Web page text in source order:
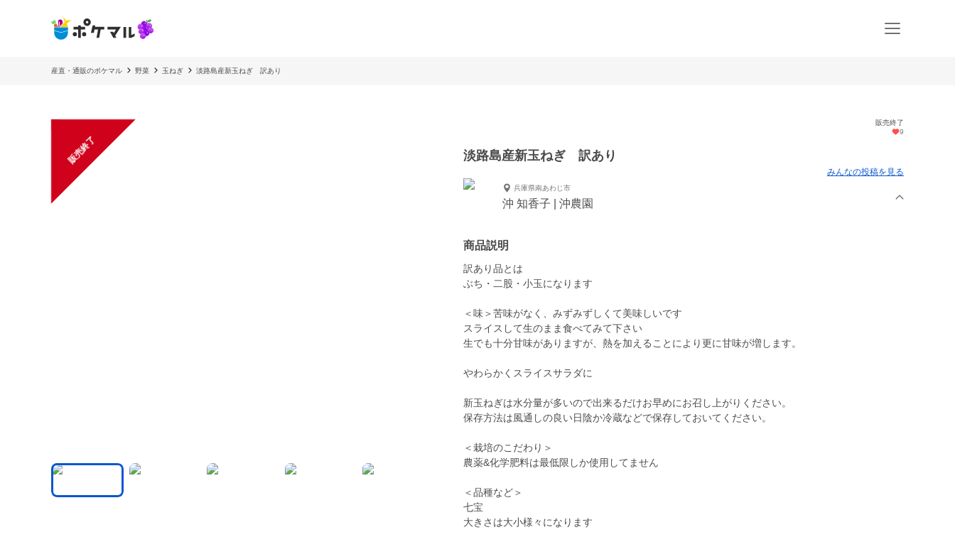
産直・通販のポケマル 野菜 玉ねぎ 淡路島産新玉ねぎ 訳あり
販売終了
販売終了
9
淡路島産新玉ねぎ 訳あり
みんなの投稿を見る
兵庫県南あわじ市
沖 知香子 | 沖農園
商品説明
訳あり品とは
ぶち・二股・小玉になります
＜味＞苦味がなく、みずみずしくて美味しいです
スライスして生のまま食べてみて下さい
生でも十分甘味がありますが、熱を加えることにより更に甘味が増します。
やわらかくスライスサラダに
新玉ねぎは水分量が多いので出来るだけお早めにお召し上がりください。
保存方法は風通しの良い日陰か冷蔵などで保存しておいてください。
＜栽培のこだわり＞
農薬&化学肥料は最低限しか使用してません
＜品種など＞
七宝
大きさは大小様々になります